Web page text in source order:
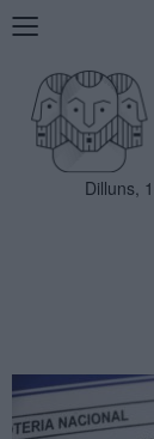
Mostra
navegació
Dilluns,